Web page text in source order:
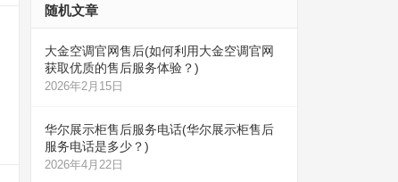
随机文章
大金空调官网售后(如何利用大金空调官网
获取优质的售后服务体验？)
2026年2月15日
华尔展示柜售后服务电话(华尔展示柜售后
服务电话是多少？)
2026年4月22日